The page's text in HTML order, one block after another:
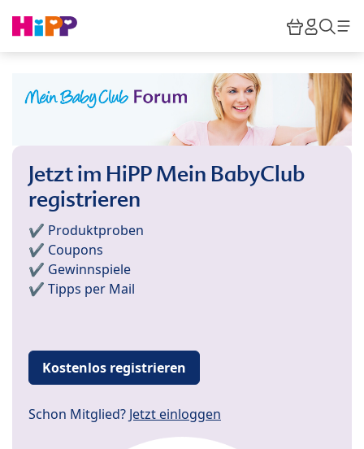
HiPP
Jetzt im HiPP Mein BabyClub
registrieren
✔️ Produktproben
✔️ Coupons
✔️ Gewinnspiele
✔️ Tipps per Mail
Kostenlos registrieren
Schon Mitglied? Jetzt einloggen